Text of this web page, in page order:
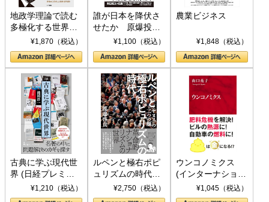
地政学理論で読む
多極化する世界：
トランプとBRICS
の挑戦
¥1,870（税込）
誰が日本を降伏さ
せたか 原爆投
下、ソ連参戦、そ
して聖断 (PHP新
書)
¥1,100（税込）
農業ビジネス
¥1,848（税込）
古典に学ぶ現代世
界 (日経プレミア
シリーズ)¥1,210（税込）
ルペンと極右ポピ
ュリズムの時代：
〈ヤヌス〉の二つ
の顔
¥2,750（税込）
ウンコノミクス
(インターナショナ
ル新書)¥1,045（税込）